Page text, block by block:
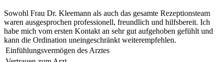
Sowohl Frau Dr. Kleemann als auch das gesamte Rezeptionsteam
waren ausgesprochen professionell, freundlich und hilfsbereit. Ich
habe mich vom ersten Kontakt an sehr gut aufgehoben gefühlt und
kann die Ordination uneingeschränkt weiterempfehlen.
Einfühlungsvermögen des Arztes